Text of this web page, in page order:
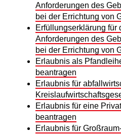
Anforderungen des
bei der Errichtung von
Erfüllungserklärung für
Anforderungen des
bei der Errichtung von
Erlaubnis als
beantragen
Erlaubnis für
Erlaubnis für eine
beantragen
Erlaubnis für